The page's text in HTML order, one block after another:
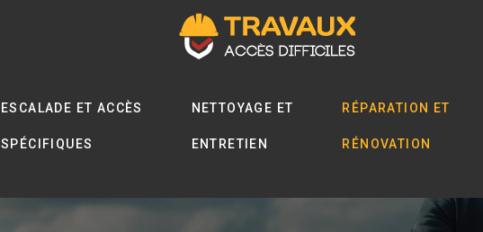
ESCALADE ET ACCÈS
SPÉCIFIQUES
NETTOYAGE ET
ENTRETIEN
RÉPARATION ET
RÉNOVATION